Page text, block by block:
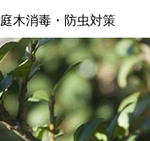
庭木消毒・防虫対策